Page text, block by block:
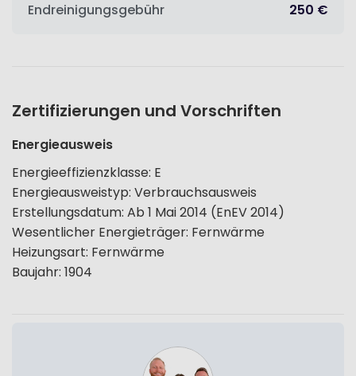
Endreinigungsgebühr 250 €
Zertifizierungen und Vorschriften
Energieausweis
Energieeffizienzklasse: E
Energieausweistyp: Verbrauchsausweis
Erstellungsdatum: Ab 1 Mai 2014 (EnEV 2014)
Wesentlicher Energieträger: Fernwärme
Heizungsart: Fernwärme
Baujahr: 1904